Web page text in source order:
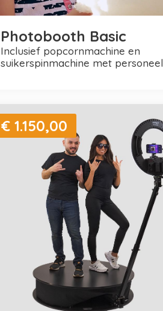
Photobooth Basic
inclusief popcornmachine en
suikerspinmachine met personeel
€ 1.150,00